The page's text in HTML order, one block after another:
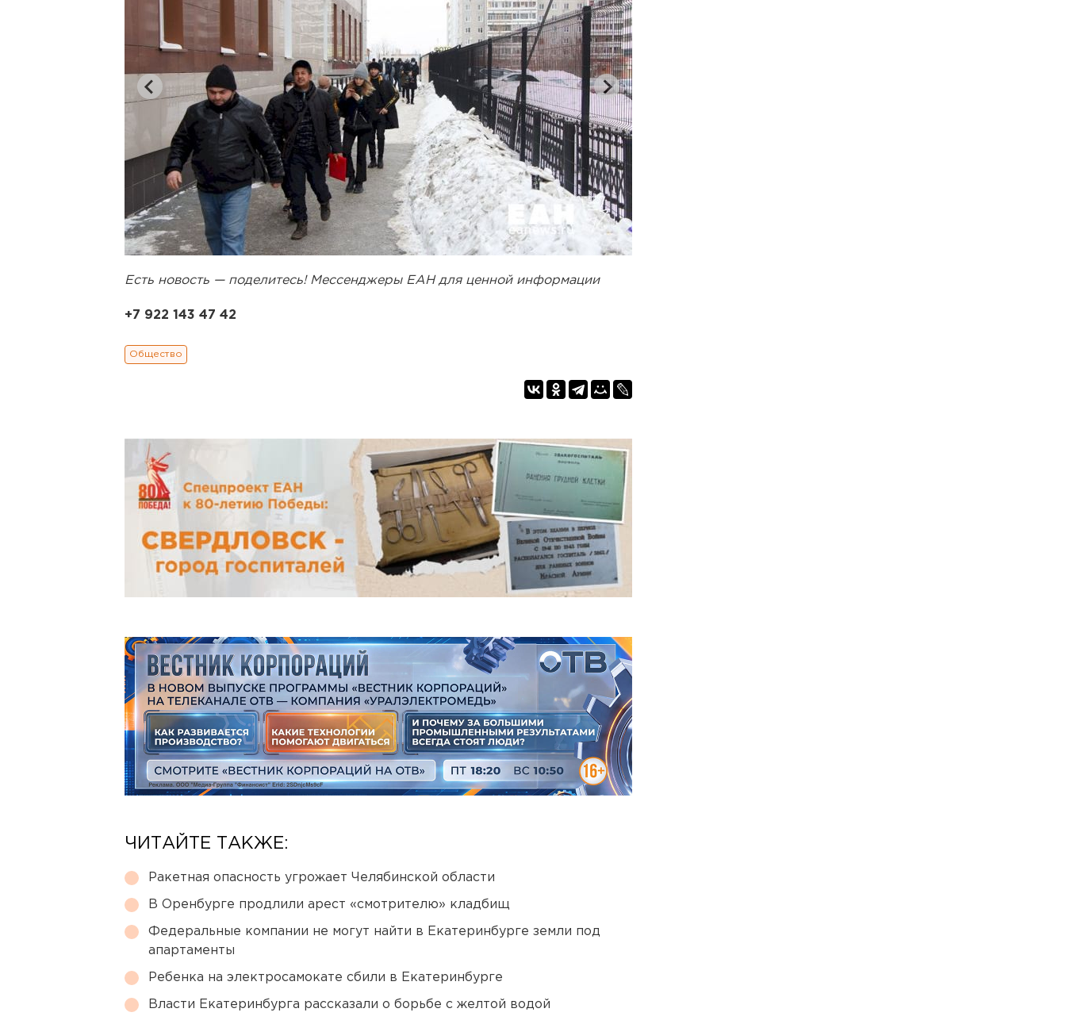
Есть новость — поделитесь! Мессенджеры ЕАН для ценной информации
+7 922 143 47 42
Общество
ЧИТАЙТЕ ТАКЖЕ:
Ракетная опасность угрожает Челябинской области
В Оренбурге продлили арест «смотрителю» кладбищ
Федеральные компании не могут найти в Екатеринбурге земли под
апартаменты
Ребенка на электросамокате сбили в Екатеринбурге
Власти Екатеринбурга рассказали о борьбе с желтой водой